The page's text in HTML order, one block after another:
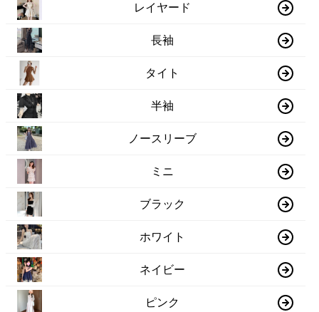
レイヤード
長袖
タイト
半袖
ノースリーブ
ミニ
ブラック
ホワイト
ネイビー
ピンク